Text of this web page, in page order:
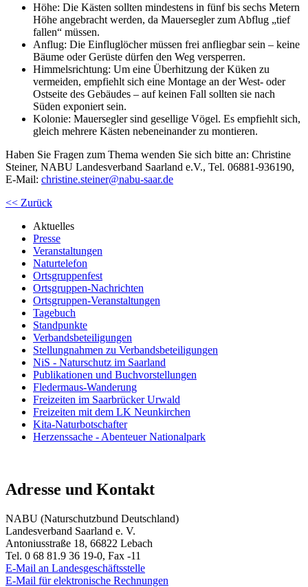
Höhe: Die Kästen sollten mindestens in fünf bis sechs Metern
Höhe angebracht werden, da Mauersegler zum Abflug „tief
fallen“ müssen.
Anflug: Die Einfluglöcher müssen frei anfliegbar sein – keine
Bäume oder Gerüste dürfen den Weg versperren.
Himmelsrichtung: Um eine Überhitzung der Küken zu
vermeiden, empfiehlt sich eine Montage an der West- oder
Ostseite des Gebäudes – auf keinen Fall sollten sie nach
Süden exponiert sein.
Kolonie: Mauersegler sind gesellige Vögel. Es empfiehlt sich,
gleich mehrere Kästen nebeneinander zu montieren.
Haben Sie Fragen zum Thema wenden Sie sich bitte an: Christine
Steiner, NABU Landesverband Saarland e.V., Tel. 06881-936190,
E-Mail: christine.steiner@nabu-saar.de
<< Zurück
Aktuelles
Presse
Veranstaltungen
Naturtelefon
Ortsgruppenfest
Ortsgruppen-Nachrichten
Ortsgruppen-Veranstaltungen
Tagebuch
Standpunkte
Verbandsbeteiligungen
Stellungnahmen zu Verbandsbeteiligungen
NiS - Naturschutz im Saarland
Publikationen und Buchvorstellungen
Fledermaus-Wanderung
Freizeiten im Saarbrücker Urwald
Freizeiten mit dem LK Neunkirchen
Kita-Naturbotschafter
Herzenssache - Abenteuer Nationalpark
Adresse und Kontakt
NABU (Naturschutzbund Deutschland)
Landesverband Saarland e. V.
Antoniusstraße 18, 66822 Lebach
Tel. 0 68 81.9 36 19-0, Fax -11
E-Mail an Landesgeschäftsstelle
E-Mail für elektronische Rechnungen